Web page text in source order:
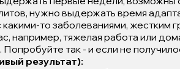
нужно выдержать время
то заболеваниями, жестким
например, тяжелая работа или
так - и если не
результат):